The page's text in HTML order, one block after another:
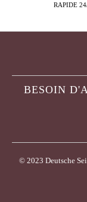
RAPIDE
BESOIN
© 2023 Deutsche